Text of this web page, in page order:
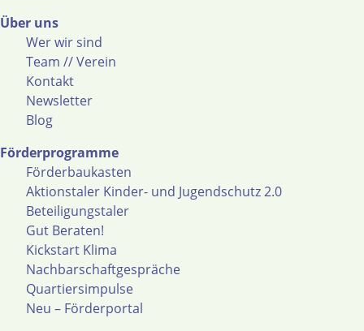
Über uns
Wer wir sind
Team // Verein
Kontakt
Newsletter
Blog
Förderprogramme
Förderbaukasten
Aktionstaler Kinder- und Jugendschutz 2.0
Beteiligungstaler
Gut Beraten!
Kickstart Klima
Nachbarschaftgespräche
Quartiersimpulse
Neu – Förderportal